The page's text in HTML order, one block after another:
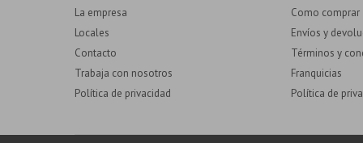
La empresa
Locales
Contacto
Trabaja con nosotros
Política de privacidad
Como comprar
Envíos y
Términos y
Franquicias
Política de